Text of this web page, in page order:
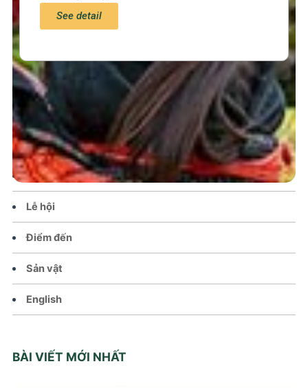
Trang chủ
Tin tức – Sự kiện
Chính sách
Văn hoá – Đời sống
Lễ hội
Điểm đến
Sản vật
English
BÀI VIẾT MỚI NHẤT
See detail